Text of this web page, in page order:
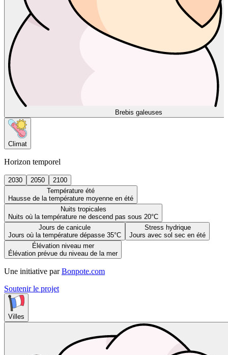
Brebis galeuses
Climat
Horizon temporel
2030 2050
2100
Température été
Hausse de la température moyenne en été
Nuits tropicales
Nuits où la température ne descend pas sous 20°C
Jours de canicule
Jours où la température dépasse 35°C
Stress hydrique
Jours avec sol sec en été
Élévation niveau mer
Élévation prévue du niveau de la mer
Une initiative par Bonpote.com
Soutenir le projet
Villes